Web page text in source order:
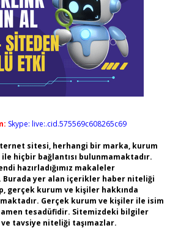
Skype: live:.cid.575569c608265c69
sitesi, herhangi bir marka, kurum
hiçbir bağlantısı bulunmamaktadır.
hazırladığımız makaleler
Burada yer alan içerikler haber niteliği
gerçek kurum ve kişiler hakkında
Gerçek kurum ve kişiler ile isim
tesadüfidir. Sitemizdeki bilgiler
tavsiye niteliği taşımazlar.